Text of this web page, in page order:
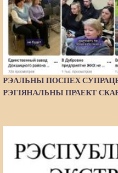
РЭАЛЬНЫ ПОСПЕХ
РЭГІЯНАЛЬНЫ ПРАЕКТ